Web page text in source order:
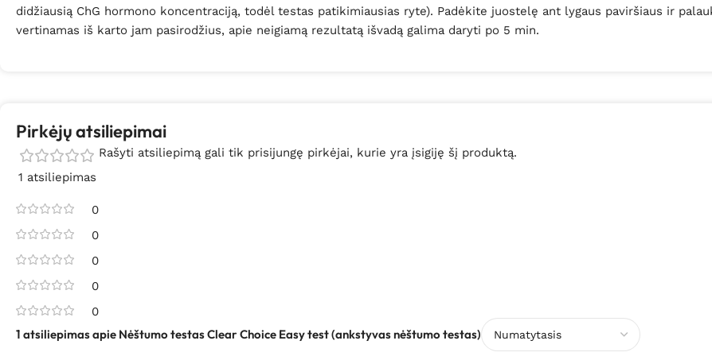
didžiausią ChG hormono koncentraciją, todėl testas patikimiausias ryte). Padėkite juostelę ant lygaus paviršiaus ir
vertinamas iš karto jam pasirodžius, apie neigiamą rezultatą išvadą galima daryti po 5 min.
Pirkėjų atsiliepimai
1 atsiliepimas
0
0
0
0
0
1 atsiliepimas apie Nėštumo testas Clear Choice Easy test (ankstyvas nėštumo testas)
Rašyti atsiliepimą gali tik prisijungę pirkėjai, kurie yra įsigiję šį produktą.